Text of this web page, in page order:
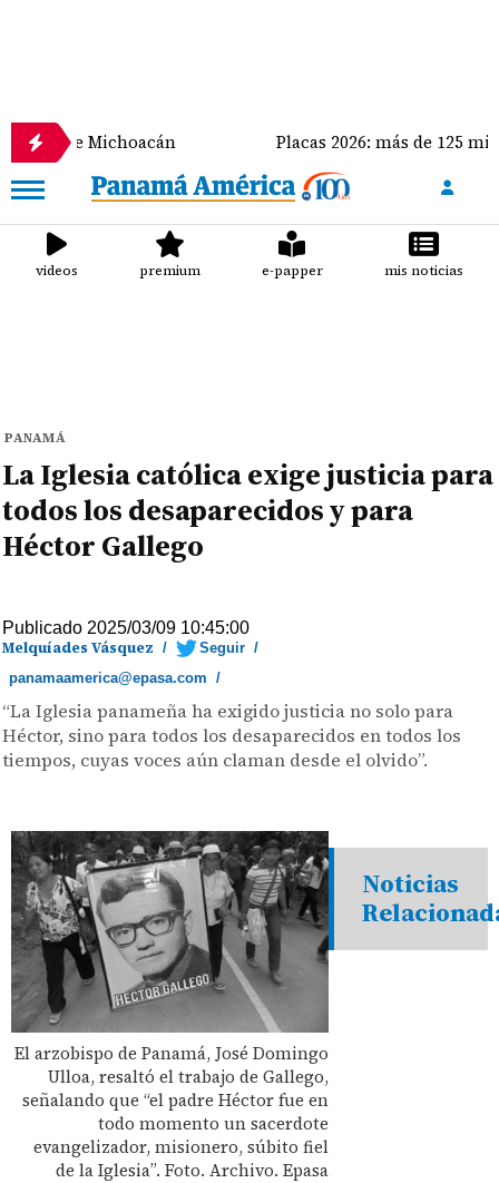
Michoacán Placas 2026: más de 125 mil
videos premium e-papper mis noticias
PANAMÁ
La Iglesia católica exige justicia para
todos los desaparecidos y para
Héctor Gallego
Publicado 2025/03/09 10:45:00
Melquíades Vásquez / Seguir /
panamaamerica@epasa.com /
“La Iglesia panameña ha exigido justicia no solo para
Héctor, sino para todos los desaparecidos en todos los
tiempos, cuyas voces aún claman desde el olvido”.
El arzobispo de Panamá, José Domingo
Ulloa, resaltó el trabajo de Gallego,
señalando que “el padre Héctor fue en
todo momento un sacerdote
evangelizador, misionero, súbito fiel
de la Iglesia”. Foto. Archivo. Epasa
Noticias